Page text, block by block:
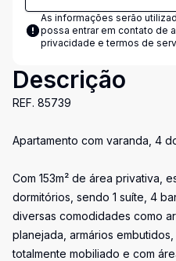
As informações serão
possa entrar em contato de
privacidade e termos de
Descrição
REF. 85739
Apartamento com varanda, 4
Com 153m² de área privativa,
dormitórios, sendo 1 suíte, 4
diversas comodidades como
planejada, armários embutidos,
totalmente mobiliado e com